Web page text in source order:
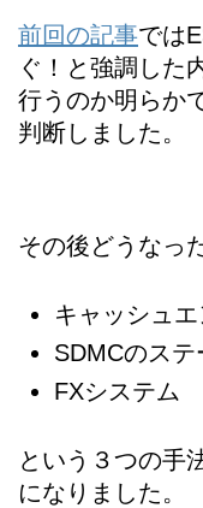
前回の記事では
ぐ！と強調した
行うのか明らか
判断しました。
その後どうなっ
キャッシュ
SDMCのス
FXシステム
という３つの手
になりました。